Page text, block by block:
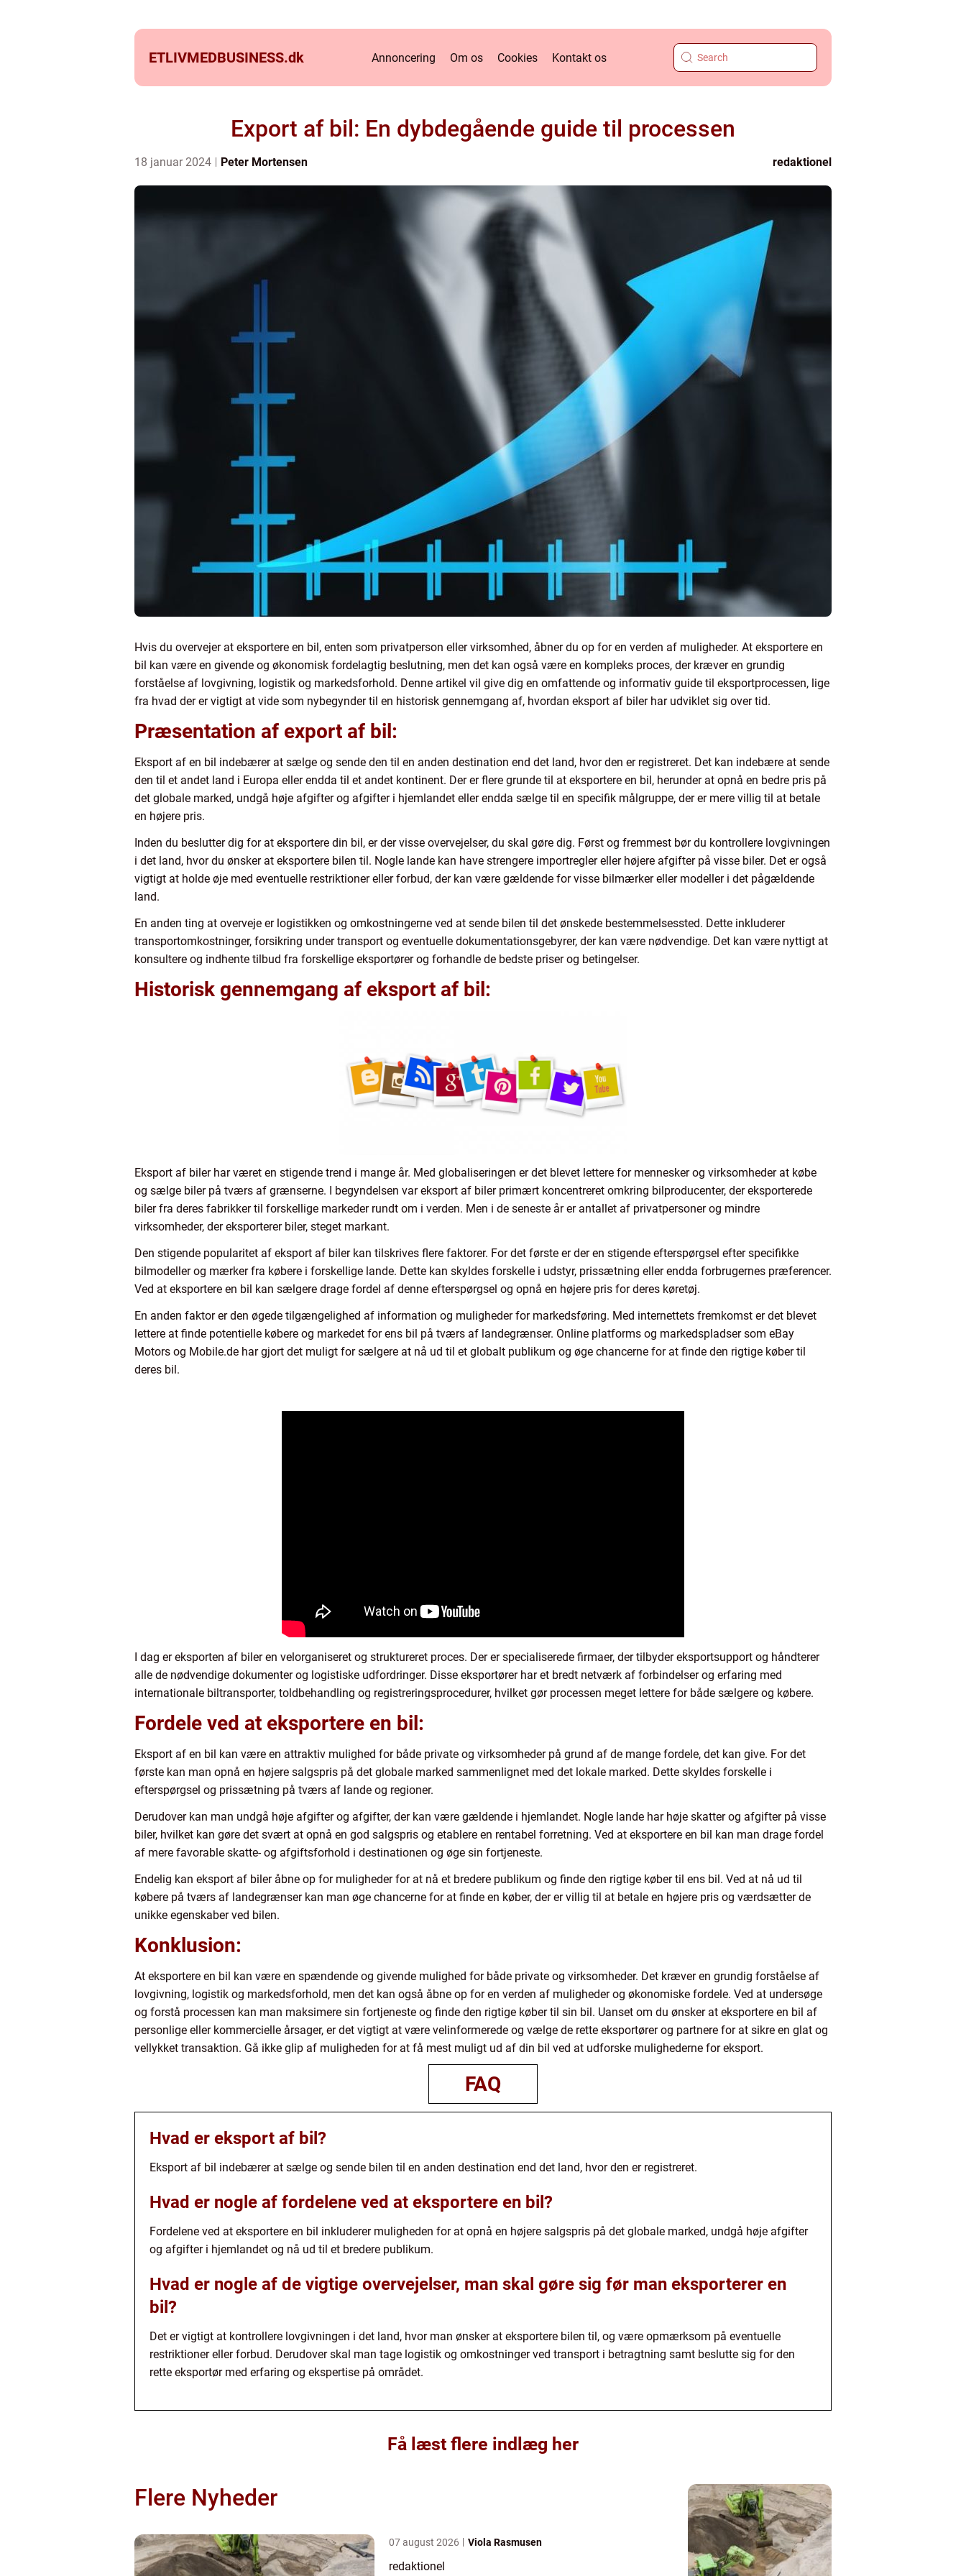
ETLIVMEDBUSINESS.dk Annoncering Om os Cookies Kontakt os
Export af bil: En dybdegående guide til processen
18 januar 2024 Peter Mortensen redaktionel
Hvis du overvejer at eksportere en bil, enten som privatperson eller virksomhed, åbner du op for en verden af muligheder. At eksportere en
bil kan være en givende og økonomisk fordelagtig beslutning, men det kan også være en kompleks proces, der kræver en grundig
forståelse af lovgivning, logistik og markedsforhold. Denne artikel vil give dig en omfattende og informativ guide til eksportprocessen, lige
fra hvad der er vigtigt at vide som nybegynder til en historisk gennemgang af, hvordan eksport af biler har udviklet sig over tid.
Præsentation af export af bil:
Eksport af en bil indebærer at sælge og sende den til en anden destination end det land, hvor den er registreret. Det kan indebære at sende
den til et andet land i Europa eller endda til et andet kontinent. Der er flere grunde til at eksportere en bil, herunder at opnå en bedre pris på
det globale marked, undgå høje afgifter og afgifter i hjemlandet eller endda sælge til en specifik målgruppe, der er mere villig til at betale
en højere pris.
Inden du beslutter dig for at eksportere din bil, er der visse overvejelser, du skal gøre dig. Først og fremmest bør du kontrollere lovgivningen
i det land, hvor du ønsker at eksportere bilen til. Nogle lande kan have strengere importregler eller højere afgifter på visse biler. Det er også
vigtigt at holde øje med eventuelle restriktioner eller forbud, der kan være gældende for visse bilmærker eller modeller i det pågældende
land.
En anden ting at overveje er logistikken og omkostningerne ved at sende bilen til det ønskede bestemmelsessted. Dette inkluderer
transportomkostninger, forsikring under transport og eventuelle dokumentationsgebyrer, der kan være nødvendige. Det kan være nyttigt at
konsultere og indhente tilbud fra forskellige eksportører og forhandle de bedste priser og betingelser.
Historisk gennemgang af eksport af bil:
Eksport af biler har været en stigende trend i mange år. Med globaliseringen er det blevet lettere for mennesker og virksomheder at købe
og sælge biler på tværs af grænserne. I begyndelsen var eksport af biler primært koncentreret omkring bilproducenter, der eksporterede
biler fra deres fabrikker til forskellige markeder rundt om i verden. Men i de seneste år er antallet af privatpersoner og mindre
virksomheder, der eksporterer biler, steget markant.
Den stigende popularitet af eksport af biler kan tilskrives flere faktorer. For det første er der en stigende efterspørgsel efter specifikke
bilmodeller og mærker fra købere i forskellige lande. Dette kan skyldes forskelle i udstyr, prissætning eller endda forbrugernes præferencer.
Ved at eksportere en bil kan sælgere drage fordel af denne efterspørgsel og opnå en højere pris for deres køretøj.
En anden faktor er den øgede tilgængelighed af information og muligheder for markedsføring. Med internettets fremkomst er det blevet
lettere at finde potentielle købere og markedet for ens bil på tværs af landegrænser. Online platforms og markedspladser som eBay
Motors og Mobile.de har gjort det muligt for sælgere at nå ud til et globalt publikum og øge chancerne for at finde den rigtige køber til
deres bil.
I dag er eksporten af biler en velorganiseret og struktureret proces. Der er specialiserede firmaer, der tilbyder eksportsupport og håndterer
alle de nødvendige dokumenter og logistiske udfordringer. Disse eksportører har et bredt netværk af forbindelser og erfaring med
internationale biltransporter, toldbehandling og registreringsprocedurer, hvilket gør processen meget lettere for både sælgere og købere.
Fordele ved at eksportere en bil:
Eksport af en bil kan være en attraktiv mulighed for både private og virksomheder på grund af de mange fordele, det kan give. For det
første kan man opnå en højere salgspris på det globale marked sammenlignet med det lokale marked. Dette skyldes forskelle i
efterspørgsel og prissætning på tværs af lande og regioner.
Derudover kan man undgå høje afgifter og afgifter, der kan være gældende i hjemlandet. Nogle lande har høje skatter og afgifter på visse
biler, hvilket kan gøre det svært at opnå en god salgspris og etablere en rentabel forretning. Ved at eksportere en bil kan man drage fordel
af mere favorable skatte- og afgiftsforhold i destinationen og øge sin fortjeneste.
Endelig kan eksport af biler åbne op for muligheder for at nå et bredere publikum og finde den rigtige køber til ens bil. Ved at nå ud til
købere på tværs af landegrænser kan man øge chancerne for at finde en køber, der er villig til at betale en højere pris og værdsætter de
unikke egenskaber ved bilen.
Konklusion:
At eksportere en bil kan være en spændende og givende mulighed for både private og virksomheder. Det kræver en grundig forståelse af
lovgivning, logistik og markedsforhold, men det kan også åbne op for en verden af muligheder og økonomiske fordele. Ved at undersøge
og forstå processen kan man maksimere sin fortjeneste og finde den rigtige køber til sin bil. Uanset om du ønsker at eksportere en bil af
personlige eller kommercielle årsager, er det vigtigt at være velinformerede og vælge de rette eksportører og partnere for at sikre en glat og
vellykket transaktion. Gå ikke glip af muligheden for at få mest muligt ud af din bil ved at udforske mulighederne for eksport.
FAQ
Hvad er eksport af bil?
Eksport af bil indebærer at sælge og sende bilen til en anden destination end det land, hvor den er registreret.
Hvad er nogle af fordelene ved at eksportere en bil?
Fordelene ved at eksportere en bil inkluderer muligheden for at opnå en højere salgspris på det globale marked, undgå høje afgifter
og afgifter i hjemlandet og nå ud til et bredere publikum.
Hvad er nogle af de vigtige overvejelser, man skal gøre sig før man eksporterer en
bil?
Det er vigtigt at kontrollere lovgivningen i det land, hvor man ønsker at eksportere bilen til, og være opmærksom på eventuelle
restriktioner eller forbud. Derudover skal man tage logistik og omkostninger ved transport i betragtning samt beslutte sig for den
rette eksportør med erfaring og ekspertise på området.
Få læst flere indlæg her
Flere Nyheder
07 august 2026 Viola Rasmusen
redaktionel